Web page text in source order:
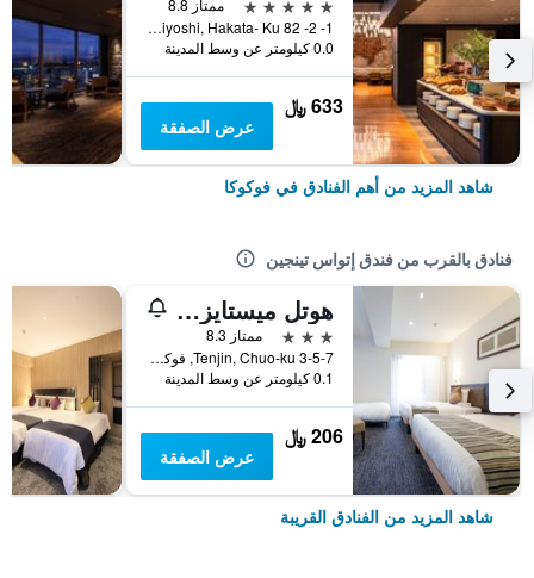
ممتاز 8.8
1- 2- 82 Sumiyoshi, Hakata- Ku, فوكوكا, اليابان
0.0 كيلومتر عن وسط المدينة
633 ﷼
عرض الصفقة
شاهد المزيد من أهم الفنادق في فوكوكا
فنادق بالقرب من فندق إتواس تينجين
هوتل ميستايز فوكوكا تينجين
3 نجوم
ممتاز 8.3
3-5-7 Tenjin, Chuo-ku, فوكوكا, اليابان
0.1 كيلومتر عن وسط المدينة
206 ﷼
عرض الصفقة
شاهد المزيد من الفنادق القريبة